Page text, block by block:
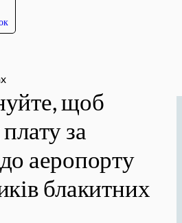
щоб
за
аеропорту
блакитних